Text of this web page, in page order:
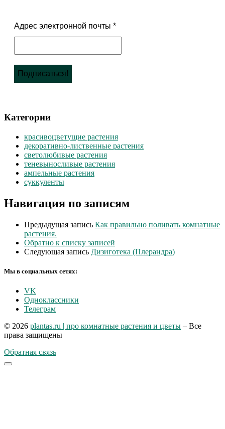
Адрес электронной почты *
Категории
красивоцветущие растения
декоративно-лиственные растения
светолюбивые растения
теневыносливые растения
ампельные растения
суккуленты
Навигация по записям
Предыдущая запись Как правильно поливать комнатные
растения.
Обратно к списку записей
Следующая запись Дизиготека (Плерандра)
Мы в социальных сетях:
VK
Одноклассники
Телеграм
© 2026 plantas.ru | про комнатные растения и цветы – Все
права защищены
Обратная связь